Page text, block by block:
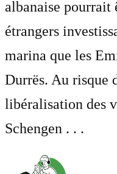
albanaise pourrait
étrangers
marina que les
Durrës. Au risque
libéralisation des
Schengen . . .